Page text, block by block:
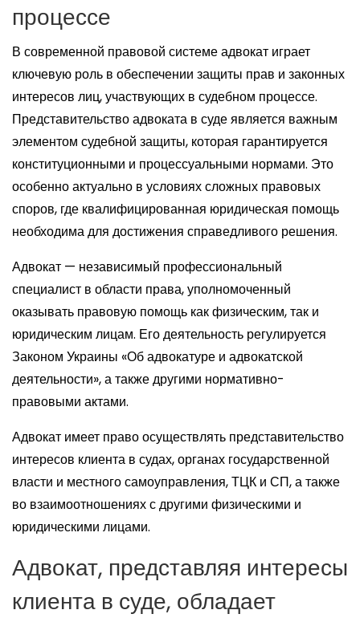
процессе
В современной правовой системе адвокат играет
ключевую роль в обеспечении защиты прав и законных
интересов лиц, участвующих в судебном процессе.
Представительство адвоката в суде является важным
элементом судебной защиты, которая гарантируется
конституционными и процессуальными нормами. Это
особенно актуально в условиях сложных правовых
споров, где квалифицированная юридическая помощь
необходима для достижения справедливого решения.
Адвокат — независимый профессиональный
специалист в области права, уполномоченный
оказывать правовую помощь как физическим, так и
юридическим лицам. Его деятельность регулируется
Законом Украины «Об адвокатуре и адвокатской
деятельности», а также другими нормативно-
правовыми актами.
Адвокат имеет право осуществлять представительство
интересов клиента в судах, органах государственной
власти и местного самоуправления, ТЦК и СП, а также
во взаимоотношениях с другими физическими и
юридическими лицами.
Адвокат, представляя интересы
клиента в суде, обладает